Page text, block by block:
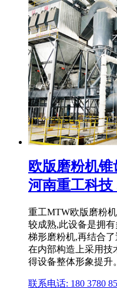
欧版磨粉机
河南重工科技
重工MTW欧版磨粉
较成熟,此设备是拥
梯形磨粉机,再结合
在内部构造上采用技
得设备整体形象提升。
联系电话: 180 3780